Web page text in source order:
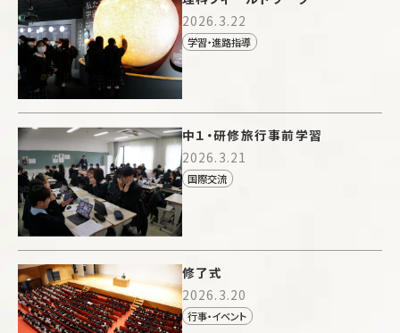
2026.3.22
学習・進路指導
中１・研修旅行事前学習
2026.3.21
国際交流
修了式
2026.3.20
行事・イベント